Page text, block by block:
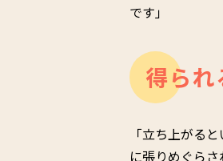
です」
得られ
「立ち上がる
に張りめぐら